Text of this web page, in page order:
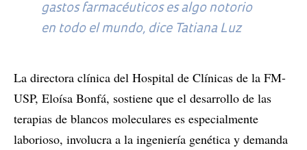
gastos farmacéuticos es algo notorio
en todo el mundo, dice Tatiana Luz
La directora clínica del Hospital de Clínicas de la FM-
USP, Eloísa Bonfá, sostiene que el desarrollo de las
terapias de blancos moleculares es especialmente
laborioso, involucra a la ingeniería genética y demanda